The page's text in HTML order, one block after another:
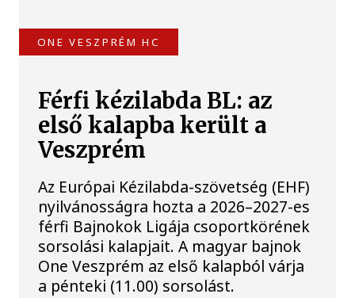
ONE VESZPRÉM HC
Férfi kézilabda BL: az
első kalapba került a
Veszprém
Az Európai Kézilabda-szövetség (EHF)
nyilvánosságra hozta a 2026–2027-es
férfi Bajnokok Ligája csoportkörének
sorsolási kalapjait. A magyar bajnok
One Veszprém az első kalapból várja
a pénteki (11.00) sorsolást.